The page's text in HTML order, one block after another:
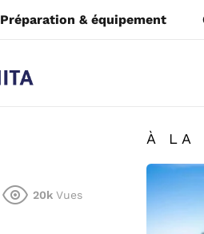
Préparation & équipement
20k Vues
À LA